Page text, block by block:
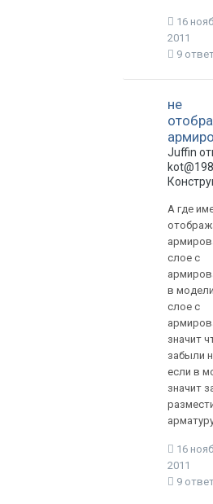
16
2011
9
не
Juffin
А где
слое с
в
слое с
значит
забыли
если в
значит
16
2011
9